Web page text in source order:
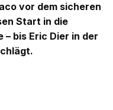
vor dem sicheren
Start in die
– bis Eric Dier in der